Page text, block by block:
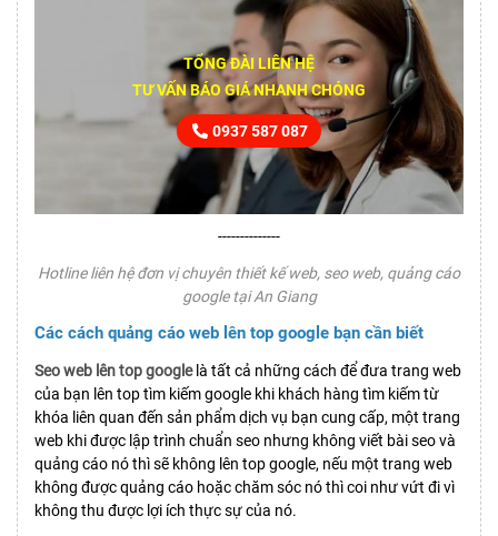
TỔNG ĐÀI LIÊN HỆ
TƯ VẤN BÁO GIÁ NHANH CHÓNG
0937 587 087
--------------
Hotline liên hệ đơn vị chuyên thiết kế web, seo web, quảng cáo
google tại An Giang
Các cách quảng cáo web lên top google bạn cần biết
Seo web lên top googlelà tất cả những cách để đưa trang web
của bạn lên top tìm kiếm google khi khách hàng tìm kiếm từ
khóa liên quan đến sản phẩm dịch vụ bạn cung cấp, một trang
web khi được lập trình chuẩn seo nhưng không viết bài seo và
quảng cáo nó thì sẽ không lên top google, nếu một trang web
không được quảng cáo hoặc chăm sóc nó thì coi như vứt đi vì
không thu được lợi ích thực sự của nó.